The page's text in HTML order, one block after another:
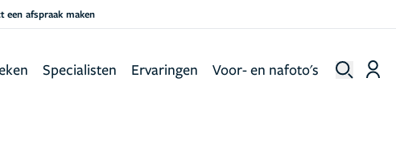
een afspraak maken
Specialisten Ervaringen Voor- en nafoto's